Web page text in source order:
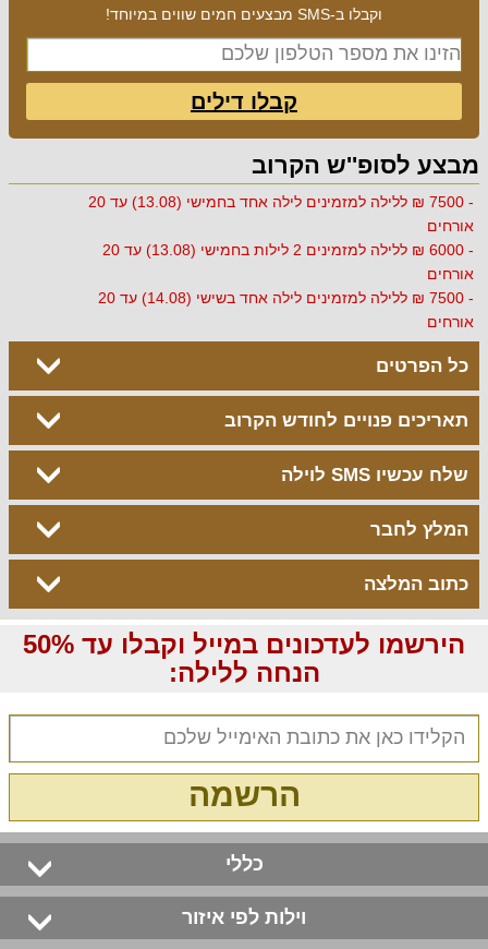
וקבלו ב-SMS מבצעים חמים שווים במיוחד!
קבלו דילים
מבצע לסופ''ש הקרוב
- 7500 ₪ ללילה למזמינים לילה אחד בחמישי (13.08) עד 20
אורחים
- 6000 ₪ ללילה למזמינים 2 לילות בחמישי (13.08) עד 20
אורחים
- 7500 ₪ ללילה למזמינים לילה אחד בשישי (14.08) עד 20
אורחים
כל הפרטים
תאריכים פנויים לחודש הקרוב
שלח עכשיו SMS לוילה
המלץ לחבר
כתוב המלצה
הירשמו לעדכונים במייל וקבלו עד 50%
הנחה ללילה:
הרשמה
כללי
וילות לפי איזור